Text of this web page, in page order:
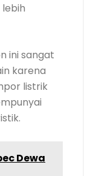
ini sangat
karena
listrik
Dewa